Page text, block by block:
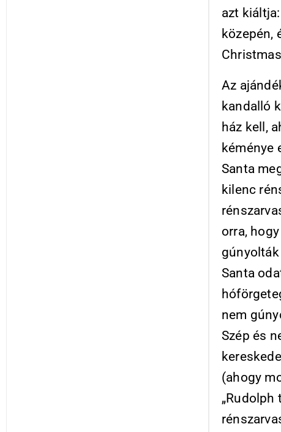
azt
közepén,
Az
kandalló
ház kell,
kéménye
Santa
kilenc
orra,
Santa
nem
Szép és
(ahogy
„Rudolph